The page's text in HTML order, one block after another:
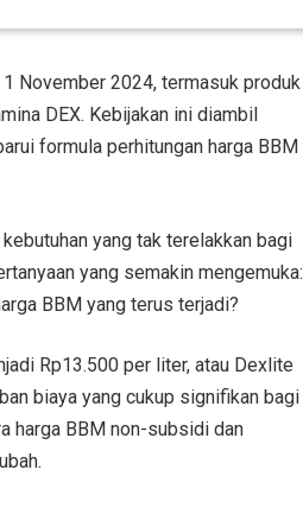
November 2024, termasuk produk
DEX. Kebijakan ini diambil
formula perhitungan harga BBM
yang tak terelakkan bagi
yang semakin mengemuka:
BBM yang terus terjadi?
Rp13.500 per liter, atau Dexlite
biaya yang cukup signifikan bagi
harga BBM non-subsidi dan